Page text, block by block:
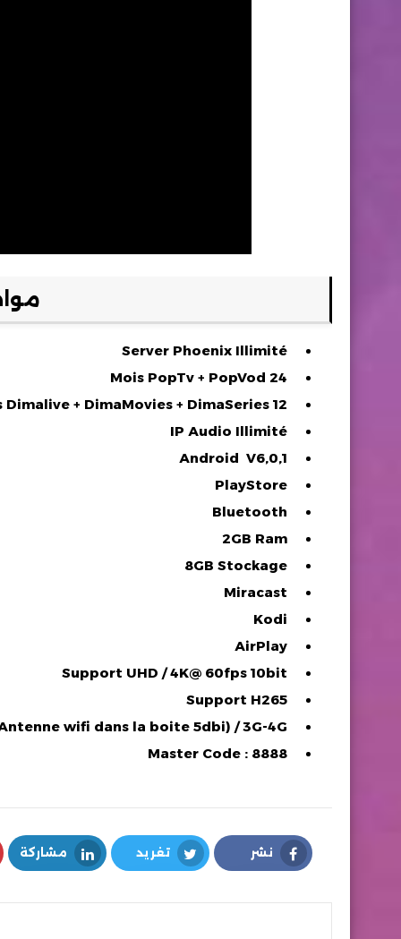
Server Phoenix Illimité
24 Mois PopTv + PopVod
12 Mois Dimalive + DimaMovies + DimaSeries
IP Audio Illimité
Android V6,0,1
PlayStore
Bluetooth
2GB Ram
8GB Stockage
Miracast
Kodi
AirPlay
Support UHD / 4K@ 60fps 10bit
Support H265
wifi dans la boite 5dbi) / 3G-4G
Master Code : 8888
نشر تغريد مشاركة